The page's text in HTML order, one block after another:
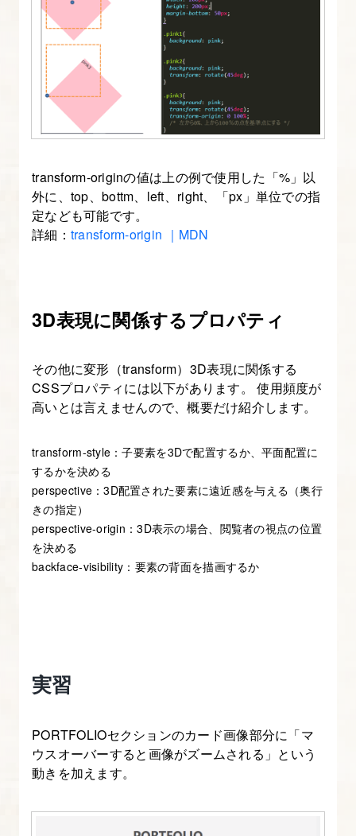
transform-originの値は上の例で使用した「%」以
外に、top、bottm、left、right、「px」単位での指
定なども可能です。
詳細： transform-origin ｜MDN
3D表現に関係するプロパティ
その他に変形（transform）3D表現に関係する
CSSプロパティには以下があります。 使用頻度が
高いとは言えませんので、概要だけ紹介します。
transform-style：子要素を3Dで配置するか、平面配置に
するかを決める
perspective：3D配置された要素に遠近感を与える（奥行
きの指定）
perspective-origin：3D表示の場合、閲覧者の視点の位置
を決める
backface-visibility：要素の背面を描画するか
実習
PORTFOLIOセクションのカード画像部分に「マ
ウスオーバーすると画像がズームされる」という
動きを加えます。